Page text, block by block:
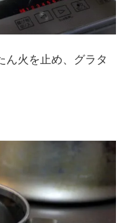
ん火を止め、グラタ